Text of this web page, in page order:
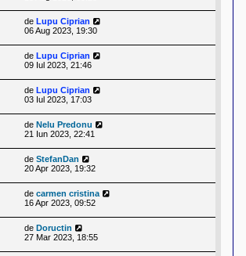
de Lupu Ciprian
06 Aug 2023, 19:30
de Lupu Ciprian
09 Iul 2023, 21:46
de Lupu Ciprian
03 Iul 2023, 17:03
de Nelu Predonu
21 Iun 2023, 22:41
de StefanDan
20 Apr 2023, 19:32
de carmen cristina
16 Apr 2023, 09:52
de Doructin
27 Mar 2023, 18:55